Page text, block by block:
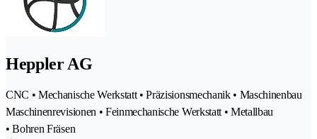
Heppler AG
CNC • Mechanische Werkstatt • Präzisionsmechanik • Maschinenbau
Maschinenrevisionen • Feinmechanische Werkstatt • Metallbau
• Bohren Fräsen